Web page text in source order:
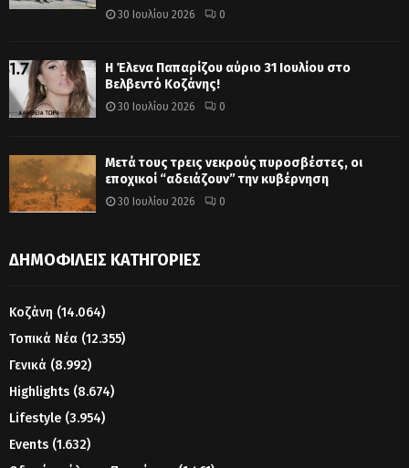
30 Ιουλίου 2026 0
Η Έλενα Παπαρίζου αύριο 31 Ιουλίου στο
Βελβεντό Κοζάνης!
30 Ιουλίου 2026 0
Μετά τους τρεις νεκρούς πυροσβέστες, οι
εποχικοί “αδειάζουν” την κυβέρνηση
30 Ιουλίου 2026 0
ΔΗΜΟΦΙΛΕΊΣ ΚΑΤΗΓΟΡΊΕΣ
Κοζάνη (14.064)
Τοπικά Νέα (12.355)
Γενικά (8.992)
Highlights (8.674)
Lifestyle (3.954)
Events (1.632)